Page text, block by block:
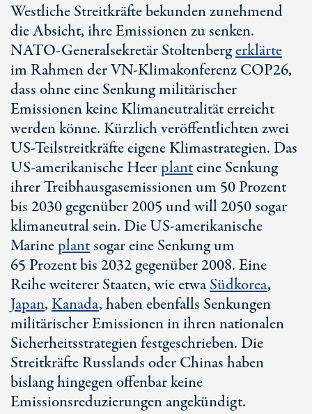
Westliche Streitkräfte bekunden zunehmend
die Absicht, ihre Emissionen zu senken.
NATO-Generalsekretär Stoltenbergerklärte
im Rahmen derVN-Klimakonferenz COP26,
dass ohne eine Senkung militärischer
Emissionen keine Klimaneutralität erreicht
werden könne. Kürzlich veröffentlichten zwei
US-Teilstreitkräfte eigene Klimastrategien. Das
US-amerikanische Heerplanteine Senkung
ihrer Treibhausgasemissionen um 50 Prozent
bis 2030 gegenüber 2005 und will 2050 sogar
klimaneutral sein. DieUS-amerikanische
Marineplantsogar eine Senkung um
65 Prozent bis 2032 gegenüber 2008. Eine
Reihe weiterer Staaten, wie etwaSüdkorea,
Japan,Kanada, haben ebenfalls Senkungen
militärischer Emissionen in ihren nationalen
Sicherheitsstrategien festgeschrieben. Die
Streitkräfte Russlands oder Chinas haben
bislang hingegen offenbar keine
Emissionsreduzierungen angekündigt.